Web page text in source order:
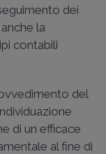
dei
la
contabili
del
di un efficace
al fine di